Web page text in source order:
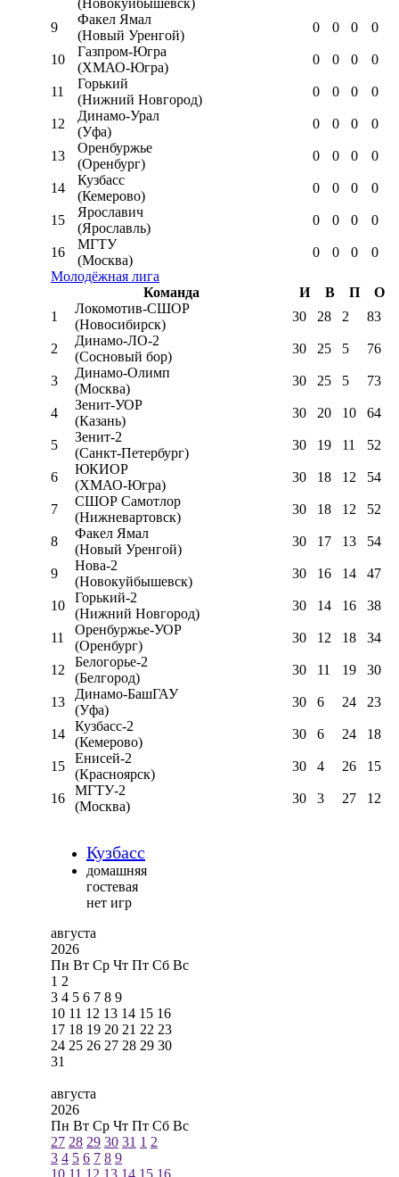
(Новокуйбышевск)
9
Факел Ямал
(Новый Уренгой)
0 0 0 0
10
Газпром-Югра
(ХМАО-Югра)
0 0 0 0
11
Горький
(Нижний Новгород)
0 0 0 0
12
Динамо-Урал
(Уфа)
0 0 0 0
13
Оренбуржье
(Оренбург)
0 0 0 0
14
Кузбасс
(Кемерово)
0 0 0 0
15
Ярославич
(Ярославль)
0 0 0 0
16
МГТУ
(Москва)
0 0 0
0
Молодёжная лига
Команда
И В П
О
1
Локомотив-CШОР
(Новосибирск)
30 28 2 83
2
Динамо-ЛО-2
(Сосновый бор)
30 25 5 76
3
Динамо-Олимп
(Москва)
30 25 5 73
4
Зенит-УОР
(Казань)
30 20 10 64
5
Зенит-2
(Санкт-Петербург)
30 19 11 52
6
ЮКИОР
(ХМАО-Югра)
30 18 12 54
7
СШОР Самотлор
(Нижневартовск)
30 18 12 52
8
Факел Ямал
(Новый Уренгой)
30 17 13 54
9
Нова-2
(Новокуйбышевск)
30 16 14 47
10
Горький-2
(Нижний Новгород)
30 14 16 38
11
Оренбуржье-УОР
(Оренбург)
30 12 18 34
12
Белогорье-2
(Белгород)
30 11 19 30
13
Динамо-БашГАУ
(Уфа)
30 6 24 23
14
Кузбасс-2
(Кемерово)
30 6 24 18
15
Енисей-2
(Красноярск)
30 4 26 15
16
МГТУ-2
(Москва)
30 3 27 12
Кузбасс
домашняя
гостевая
нет игр
августа
2026
Пн Вт Ср Чт Пт Сб Вс
1 2
3 4 5 6 7 8 9
10 11 12 13 14 15 16
17 18 19 20 21 22 23
24 25 26 27 28 29 30
31
августа
2026
Пн Вт Ср Чт Пт Сб Вс
27 28 29 30 31 1 2
3 4 5 6 7 8 9
10 11 12 13 14 15 16